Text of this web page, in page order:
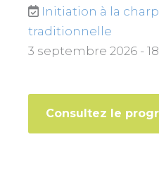
Initiation à la
traditionnelle
3 septembre 2026 -
Consultez le